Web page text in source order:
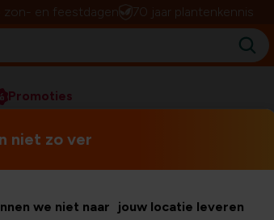
zon- en feestdagen 70 jaar plantenkennis
Promoties
Van een prachtige eyecatcher op de
niet zo ver
we niet naar jouw locatie leveren